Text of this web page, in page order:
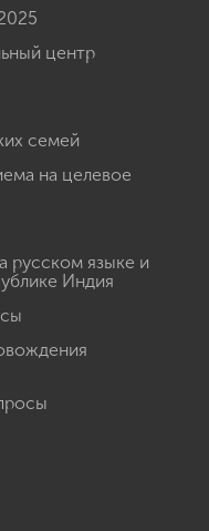
центр
семей
на целевое
русском языке и
Индия